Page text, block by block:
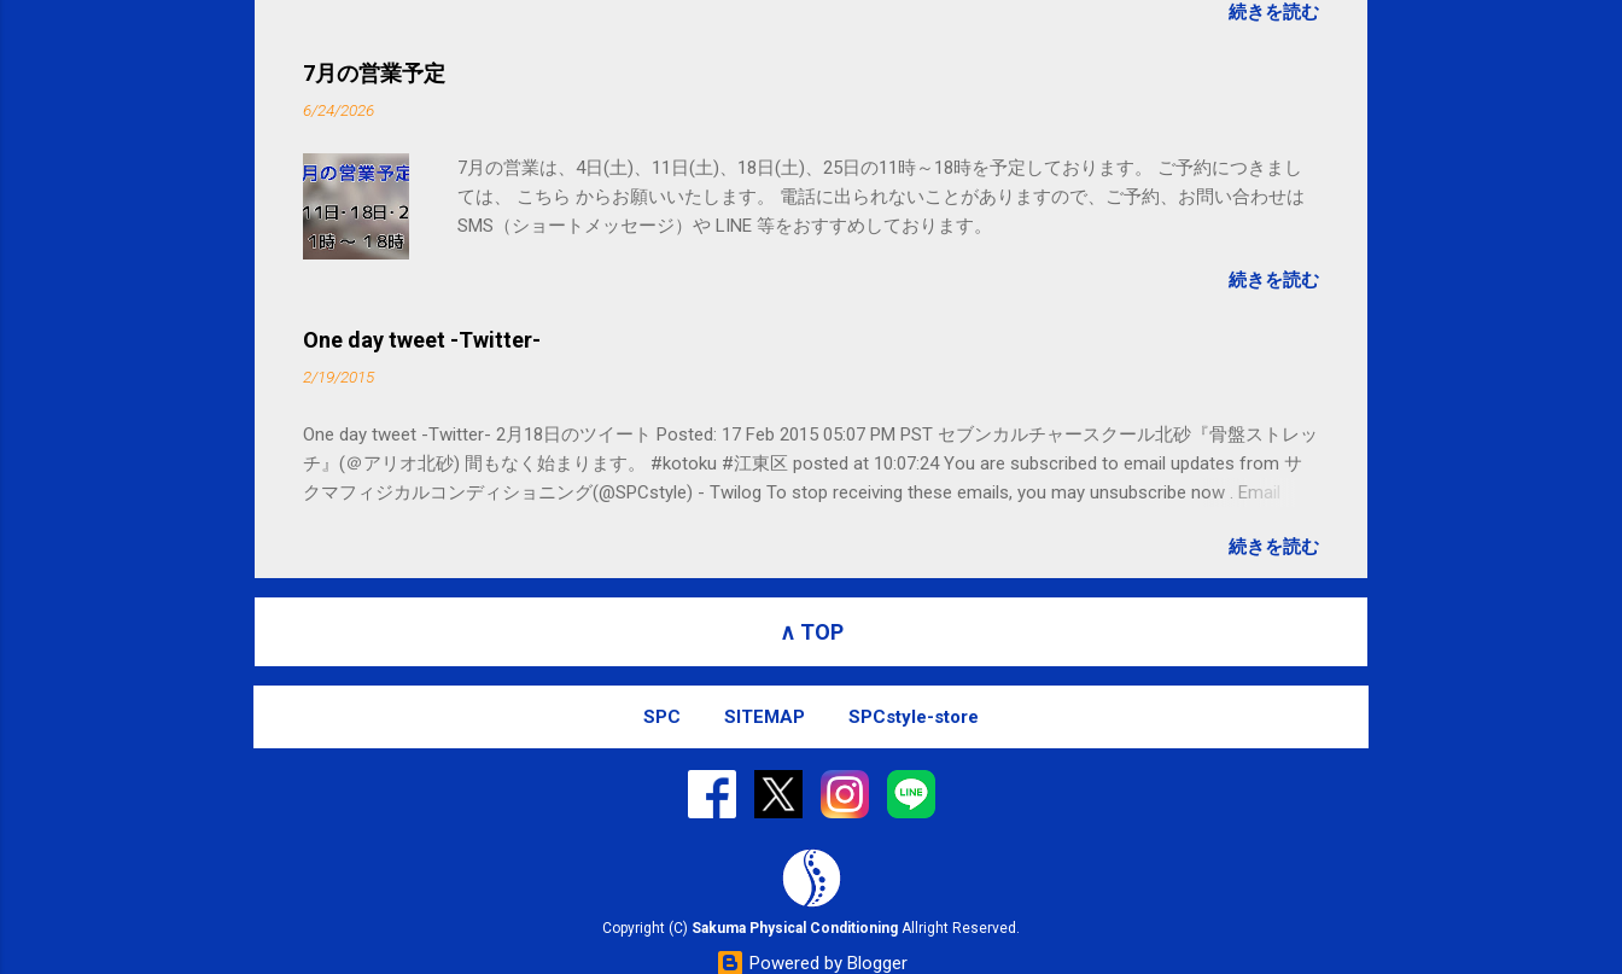
続きを読む
7月の営業予定
6/24/2026
7月の営業は、4日(土)、11日(土)、18日(土)、25日の11時～18時を予定しております。 ご予約につきまし
ては、 こちら からお願いいたします。 電話に出られないことがありますので、ご予約、お問い合わせは
SMS（ショートメッセージ）や LINE 等をおすすめしております。
続きを読む
One day tweet -Twitter-
2/19/2015
One day tweet -Twitter- 2月18日のツイート Posted: 17 Feb 2015 05:07 PM PST セブンカルチャースクール北砂『骨盤ストレッ
チ』(＠アリオ北砂) 間もなく始まります。 #kotoku #江東区 posted at 10:07:24 You are subscribed to email updates from サ
クマフィジカルコンディショニング(@SPCstyle) - Twilog To stop receiving these emails, you may unsubscribe now . Email
続きを読む
∧ TOP
SPC SITEMAP SPCstyle-store
Copyright (C) Sakuma Physical Conditioning Allright Reserved.
Powered by Blogger